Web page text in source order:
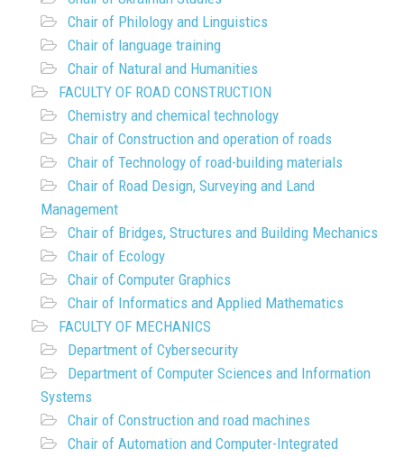
Chair of Philology and Linguistics
Chair of language training
Chair of Natural and Humanities
FACULTY OF ROAD CONSTRUCTION
Chemistry and chemical technology
Chair of Construction and operation of roads
Chair of Technology of road-building materials
Chair of Road Design, Surveying and Land
Management
Chair of Bridges, Structures and Building Mechanics
Chair of Ecology
Chair of Computer Graphics
Chair of Informatics and Applied Mathematics
FACULTY OF MECHANICS
Department of Cybersecurity
Department of Computer Sciences and Information
Systems
Chair of Construction and road machines
Chair of Automation and Computer-Integrated